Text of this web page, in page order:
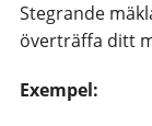
Stegrande
överträffa ditt
Exempel: